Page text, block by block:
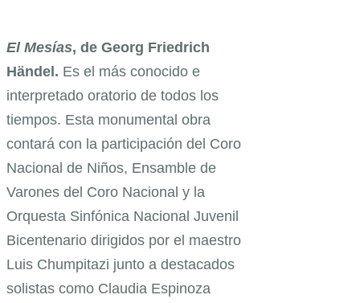
El Mesías, de Georg Friedrich
Händel. Es el más conocido e
interpretado oratorio de todos los
tiempos. Esta monumental obra
contará con la participación del Coro
Nacional de Niños, Ensamble de
Varones del Coro Nacional y la
Orquesta Sinfónica Nacional Juvenil
Bicentenario dirigidos por el maestro
Luis Chumpitazi junto a destacados
solistas como Claudia Espinoza